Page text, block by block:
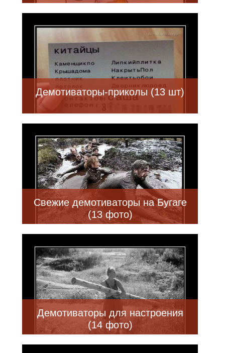
Демотиваторы-приколы (13 шт)
Свежие демотиваторы на Бугаге
(13 фото)
Демотиваторы для настроения
(14 фото)